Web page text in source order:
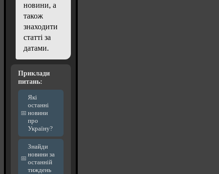
новини, а
також
знаходити
статті за
датами.
Приклади
питань:
Які
останні
новини
про
Україну?
Знайди
новини за
останній
тиждень